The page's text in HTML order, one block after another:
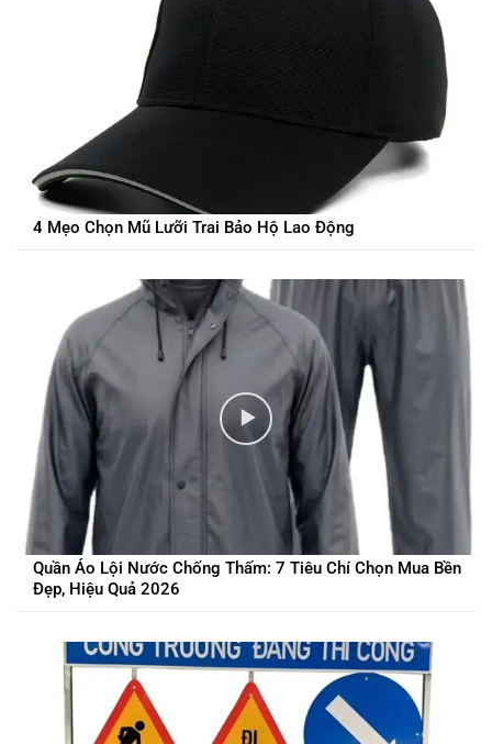
4 Mẹo Chọn Mũ Lưỡi Trai Bảo Hộ Lao Động
Quần Áo Lội Nước Chống Thấm: 7 Tiêu Chí Chọn Mua Bền
Đẹp, Hiệu Quả 2026